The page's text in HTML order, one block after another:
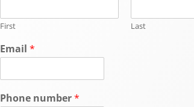
First Last
Email *
Phone number*